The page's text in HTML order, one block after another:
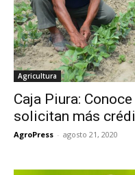
Agricultura
Caja Piura:
solicitan más
AgroPress - agosto 21, 2020